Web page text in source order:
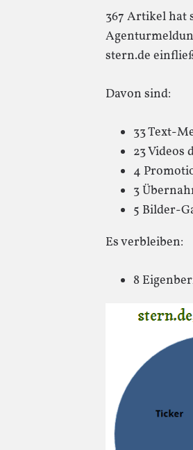
367 Artikel hat
stern.de
Davon sind:
33 Text-
23 Videos
4
3
5 Bilder-
Es verbleiben:
8